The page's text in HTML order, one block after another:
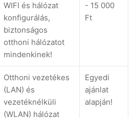
WIFI és hálózat
konfigurálás,
biztonságos
otthoni hálózatot
mindenkinek!
- 15 000
Ft
Otthoni vezetékes
(LAN) és
vezetéknélküli
(WLAN) hálózat
Egyedi
ajánlat
alapján!